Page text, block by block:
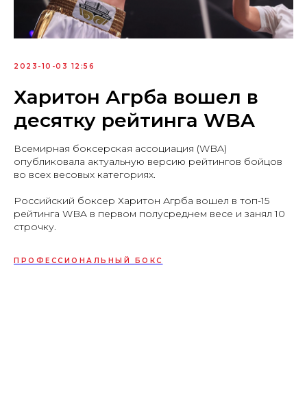
2023-10-03 12:56
Харитон Агрба вошел в
десятку рейтинга WBA
Всемирная боксерская ассоциация (WBA)
опубликовала актуальную версию рейтингов бойцов
во всех весовых категориях.
Российский боксер Харитон Агрба вошел в топ-15
рейтинга WBA в первом полусреднем весе и занял 10
строчку.
ПРОФЕССИОНАЛЬНЫЙ БОКС